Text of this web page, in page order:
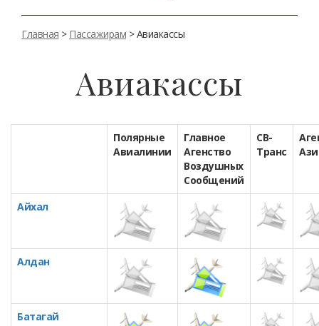
Главная > Пассажирам > Авиакассы
Авиакассы
Полярные
Авиалинии
Главное
Агенство
Воздушных
Сообщений
СВ-
Транс
Айхал
Алдан
Батагай